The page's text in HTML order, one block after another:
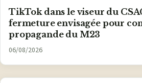
TikTok dans le viseur du
fermeture envisagée pour
propagande du M23
06/08/2026